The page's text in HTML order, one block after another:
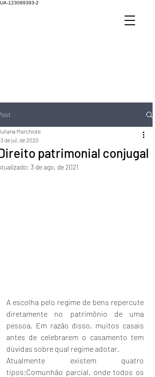
UA-123089393-2
patrimonial conjugal
Marchiote
de jul. de 2020
3 de ago. de 2021
A escolha pelo regime de bens repercute
diretamente no patrimônio de uma
pessoa. Em razão disso, muitos casais
antes de celebrarem o casamento tem
dúvidas sobre qual regime adotar.
Atualmente existem quatro
tipos:Comunhão parcial, onde todos os